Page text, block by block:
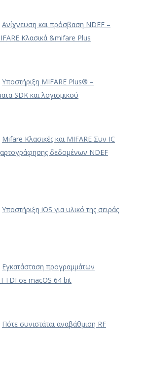
Ανίχνευση και πρόσβαση NDEF –
Κλασικά &mifare Plus
Υποστήριξη MIFARE Plus® –
SDK και λογισμικού
Mifare Κλασικές και MIFARE Συν IC
δεδομένων NDEF
Υποστήριξη iOS για υλικό της σειράς
Εγκατάσταση προγραμμάτων
σε macOS 64 bit
Πότε συνιστάται αναβάθμιση RF